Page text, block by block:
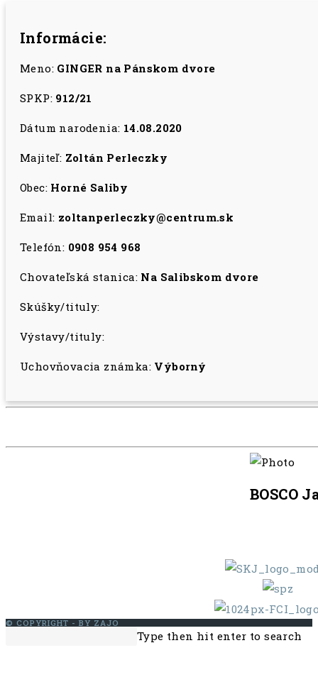
Informácie:
Meno: GINGER na Pánskom dvore
SPKP: 912/21
Dátum narodenia: 14.08.2020
Majiteľ: Zoltán Perleczky
Obec: Horné Saliby
Email: zoltanperleczky@centrum.sk
Telefón: 0908 954 968
Chovateľská stanica: Na Salibskom dvore
Skúšky/tituly:
Výstavy/tituly:
Uchovňovacia známka: Výborný
BOSCO
© COPYRIGHT - BY ZAJO
Type then hit enter to search